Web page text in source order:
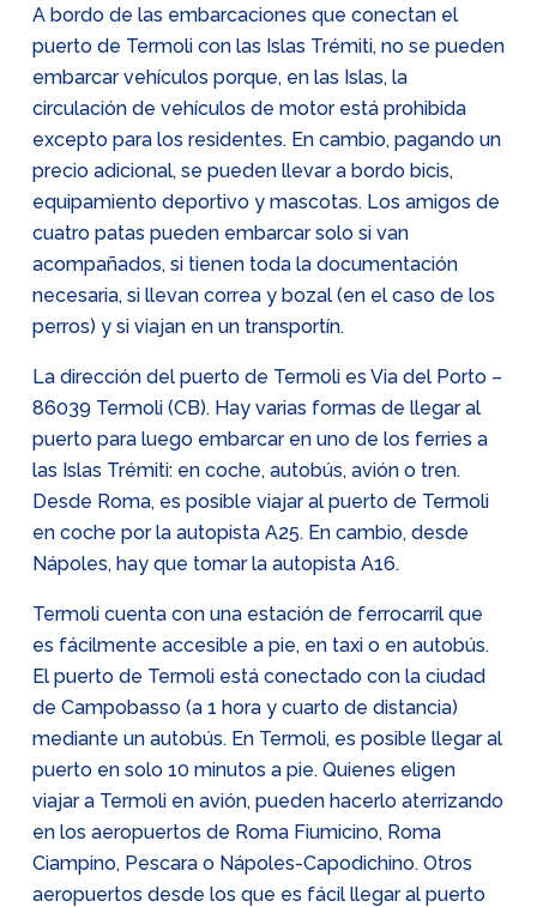
A bordo de las embarcaciones que conectan el
puerto de Termoli con las Islas Trémiti, no se pueden
embarcar vehículos porque, en las Islas, la
circulación de vehículos de motor está prohibida
excepto para los residentes. En cambio, pagando un
precio adicional, se pueden llevar a bordo bicis,
equipamiento deportivo y mascotas. Los amigos de
cuatro patas pueden embarcar solo si van
acompañados, si tienen toda la documentación
necesaria, si llevan correa y bozal (en el caso de los
perros) y si viajan en un transportín.
La dirección del puerto de Termoli es Via del Porto –
86039 Termoli (CB). Hay varias formas de llegar al
puerto para luego embarcar en uno de los ferries a
las Islas Trémiti: en coche, autobús, avión o tren.
Desde Roma, es posible viajar al puerto de Termoli
en coche por la autopista A25. En cambio, desde
Nápoles, hay que tomar la autopista A16.
Termoli cuenta con una estación de ferrocarril que
es fácilmente accesible a pie, en taxi o en autobús.
El puerto de Termoli está conectado con la ciudad
de Campobasso (a 1 hora y cuarto de distancia)
mediante un autobús. En Termoli, es posible llegar al
puerto en solo 10 minutos a pie. Quienes eligen
viajar a Termoli en avión, pueden hacerlo aterrizando
en los aeropuertos de Roma Fiumicino, Roma
Ciampino, Pescara o Nápoles-Capodichino. Otros
aeropuertos desde los que es fácil llegar al puerto